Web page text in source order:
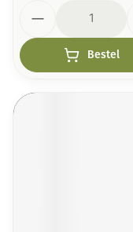
Bestel